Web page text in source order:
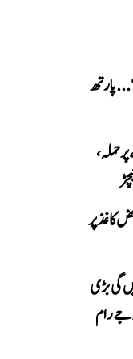
حملہ،
کاغذ پر
گی بڑی
جے رام